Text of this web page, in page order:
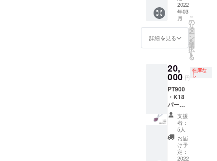
いした
いこと
①購入
した理
由 ②ど
のよう
なデザ
好きか
（バラ
大） 天
然ダイ
ヤモン
ド
0.07ct
＜
ンあり
＞ 【早
割価
格】
20％OF
F 限定1
個（税
込・送
料込）
定価
210,000
2022
年03
月
詳細を見る
こ
の
リ
タ
ー
ン
を
選
択
す
る
20,
000 円
在庫な
し
PT900
・K18
パープ
ルゴー
ルド・
イン
ゴット
のカケ
ラペン
ダント
支援
者：
5人
お届
け予
定：
2022